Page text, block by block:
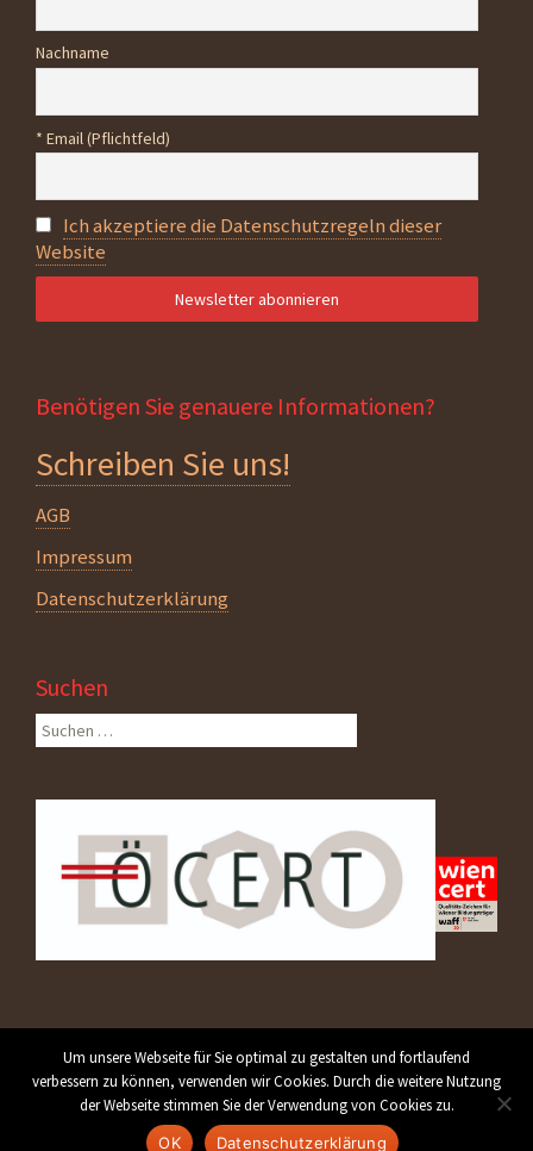
Nachname
* Email (Pflichtfeld)
Ich akzeptiere die Datenschutzregeln dieser
Website
Benötigen Sie genauere Informationen?
Schreiben Sie uns!
AGB
Impressum
Datenschutzerklärung
Suchen
Suchen
nach:
Design, Implementierung:diedesign.at
Um unsere Webseite für Sie optimal zu gestalten und fortlaufend
verbessern zu können, verwenden wir Cookies. Durch die weitere Nutzung
der Webseite stimmen Sie der Verwendung von Cookies zu.
OK Datenschutzerklärung